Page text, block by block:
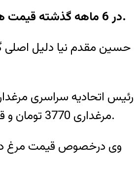
در 6 ماهه گذشته قیمت هرکیلوگرم مرغ زنده درب مرغداری 2388 تومان و قیمت هرکیلو گرم گوشت مرغ در بازار 3365 تومان بوده است.
رئیس اتحادیه سراسری
مرغداری 3770 تومان و قیمت هرکیلوگرم گوشت مرغ 5400 تومان است و هرکه بیش از این قیمت مرغ را عرضه کند مرتکب تخلف شده است.